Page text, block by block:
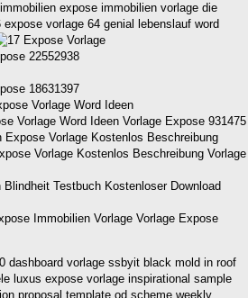
expose immobilien vorlage die
vorlage 64 genial lebenslauf word
22552938
18631397
Vorlage Word Ideen Vorlage Expose 931475
Vorlage Kostenlos Beschreibung Vorlage
Immobilien Vorlage Vorlage Expose
dashboard vorlage ssbyit black mold in roof
luxus expose vorlage inspirational sample
proposal template od scheme weekly